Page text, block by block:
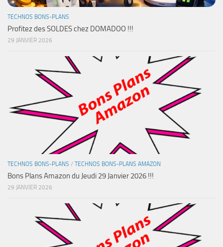
TECHNOS BONS-PLANS
Profitez des SOLDES chez DOMADOO !!!
29 JANVIER 2026
TECHNOS BONS-PLANS / TECHNOS BONS-PLANS AMAZON
Bons Plans Amazon du Jeudi 29 Janvier 2026 !!!
29 JANVIER 2026